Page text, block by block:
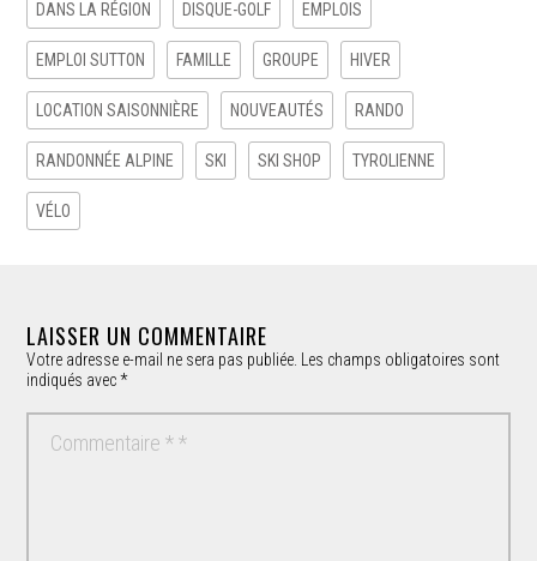
DANS LA RÉGION DISQUE-GOLF EMPLOIS
EMPLOI SUTTON FAMILLE GROUPE HIVER
LOCATION SAISONNIÈRE NOUVEAUTÉS RANDO
RANDONNÉE ALPINE SKI SKI SHOP TYROLIENNE
VÉLO
LAISSER UN COMMENTAIRE
Votre adresse e-mail ne sera pas publiée.
Les champs obligatoires sont
indiqués avec*